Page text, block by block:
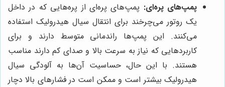
پمپ‌های پره‌ای: پمپ‌های پره‌ای از پره‌هایی که در داخل
یک روتور می‌چرخند برای انتقال سیال هیدرولیک استفاده
می‌کنند. این پمپ‌ها راندمانی متوسط ​​دارند و برای
کاربردهایی که نیاز به سرعت بالا و صدای کم دارند مناسب
هستند. با این حال، حساسیت آن‌ها به آلودگی سیال
هیدرولیک بیشتر است و ممکن است در فشارهای بالا دچار